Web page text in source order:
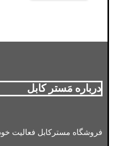
درباره مَستر کابل
فروشگاه مسترکابل فعالیت